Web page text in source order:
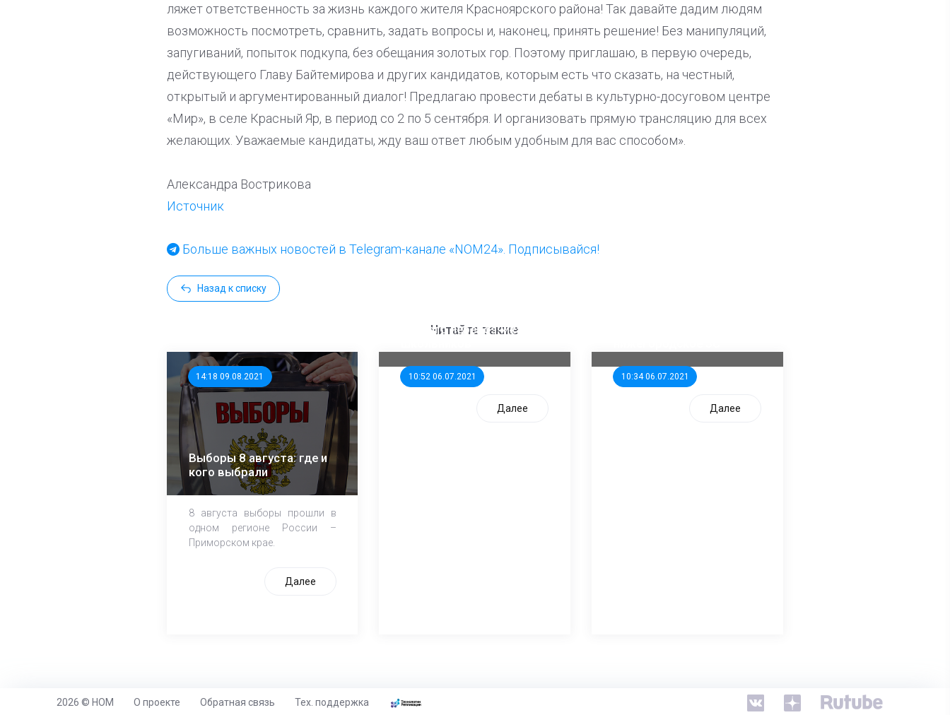
ляжет ответственность за жизнь каждого жителя Красноярского района! Так давайте дадим людям
возможность посмотреть, сравнить, задать вопросы и, наконец, принять решение! Без манипуляций,
запугиваний, попыток подкупа, без обещания золотых гор. Поэтому приглашаю, в первую очередь,
действующего Главу Байтемирова и других кандидатов, которым есть что сказать, на честный,
открытый и аргументированный диалог! Предлагаю провести дебаты в культурно-досуговом центре
«Мир», в селе Красный Яр, в период со 2 по 5 сентября. И организовать прямую трансляцию для всех
желающих. Уважаемые кандидаты, жду ваш ответ любым удобным для вас способом».
Александра Вострикова
Источник
Больше важных новостей в Telegram-канале «NOM24». Подписывайся!
Назад к списку
Читайте также
14:18 09.08.2021
Выборы 8 августа: где и
кого выбрали
8 августа выборы прошли в
одном регионе России –
Приморском крае.
Далее
10:52 06.07.2021
единого перевозчика для
Далее
10:34 06.07.2021
Далее
https://www.high-endrolex.com/26
2026 © НОМ О проекте Обратная связь Тех. поддержка